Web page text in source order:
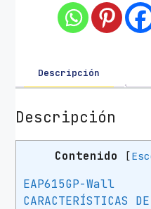
e
s
o
I
Descripción
Descripción
Contenido [
EAP615GP-Wall
CARACTERÍSTICAS DE